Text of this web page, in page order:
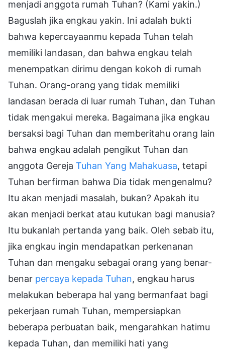
menjadi anggota rumah Tuhan? (Kami yakin.)
Baguslah jika engkau yakin. Ini adalah bukti
bahwa kepercayaanmu kepada Tuhan telah
memiliki landasan, dan bahwa engkau telah
menempatkan dirimu dengan kokoh di rumah
Tuhan. Orang-orang yang tidak memiliki
landasan berada di luar rumah Tuhan, dan Tuhan
tidak mengakui mereka. Bagaimana jika engkau
bersaksi bagi Tuhan dan memberitahu orang lain
bahwa engkau adalah pengikut Tuhan dan
anggota Gereja Tuhan Yang Mahakuasa, tetapi
Tuhan berfirman bahwa Dia tidak mengenalmu?
Itu akan menjadi masalah, bukan? Apakah itu
akan menjadi berkat atau kutukan bagi manusia?
Itu bukanlah pertanda yang baik. Oleh sebab itu,
jika engkau ingin mendapatkan perkenanan
Tuhan dan mengaku sebagai orang yang benar-
benar percaya kepada Tuhan, engkau harus
melakukan beberapa hal yang bermanfaat bagi
pekerjaan rumah Tuhan, mempersiapkan
beberapa perbuatan baik, mengarahkan hatimu
kepada Tuhan, dan memiliki hati yang